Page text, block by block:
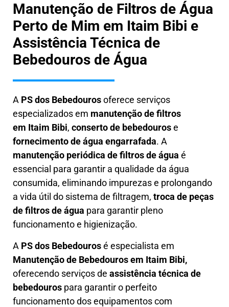
Manutenção de Filtros de Água
Perto de Mim em Itaim Bibi e
Assistência Técnica de
Bebedouros de Água
A PS dos Bebedourosoferece serviços
especializados em manutenção de filtros
em Itaim Bibi, conserto de bebedourose
fornecimento de água engarrafada. A
manutenção periódica de filtros de água é
essencial para garantir a qualidade da água
consumida, eliminando impurezas e prolongando
a vida útil do sistema de filtragem, troca de peças
de filtros de água para garantir pleno
funcionamento e higienização.
A PS dos Bebedourosé especialista em
Manutenção de Bebedouros em Itaim Bibi,
oferecendo serviços de assistência técnica de
bebedouros para garantir o perfeito
funcionamento dos equipamentos com